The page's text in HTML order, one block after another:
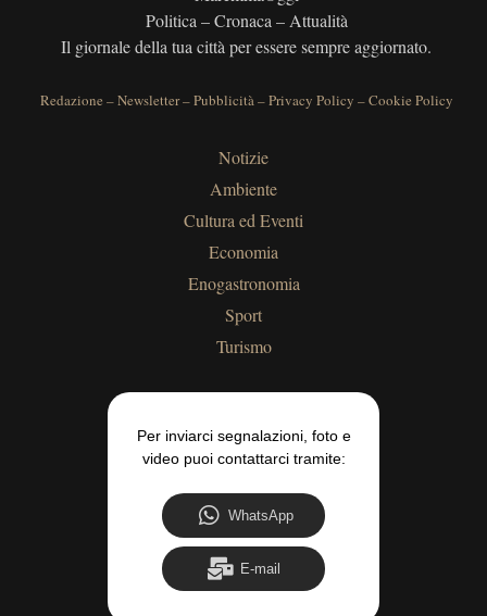
Politica – Cronaca – Attualità
Il giornale della tua città per essere sempre aggiornato.
Redazione –Newsletter–Pubblicità–Privacy Policy –Cookie Policy
Notizie
Ambiente
Cultura ed Eventi
Economia
Enogastronomia
Sport
Turismo
Per inviarci segnalazioni, foto e
video puoi contattarci tramite:
WhatsApp
E-mail